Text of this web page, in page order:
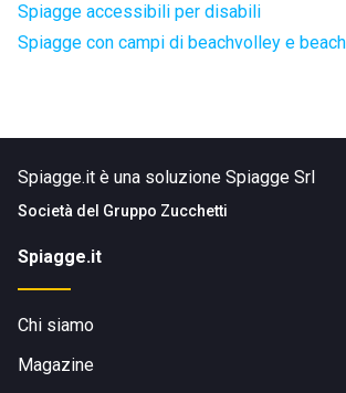
Spiagge accessibili per disabili
Spiagge con campi di beachvolley e
Spiagge.it è una soluzione Spiagge Srl
Società del Gruppo Zucchetti
Spiagge.it
Chi siamo
Magazine